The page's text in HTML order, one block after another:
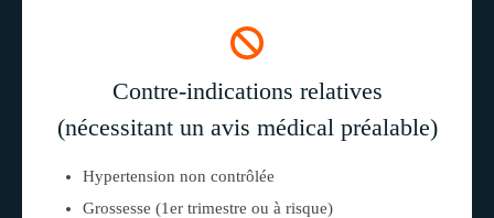
Contre-indications relatives
(nécessitant un avis médical préalable)
Hypertension non contrôlée
Grossesse (1er trimestre ou à risque)